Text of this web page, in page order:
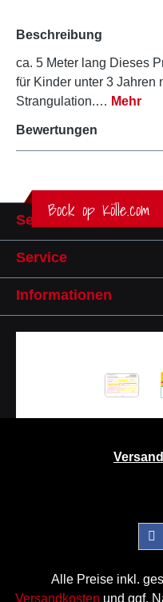
Beschreibung
ca. 5 Meter lang Dieses
für Kinder unter 3 Jahren
Strangulation.… Mehr
Bewertungen
Bock op Kölle.com
Service-Hotline
Service
Informationen
Alle Preise inkl.
Versandkosten und ggf.